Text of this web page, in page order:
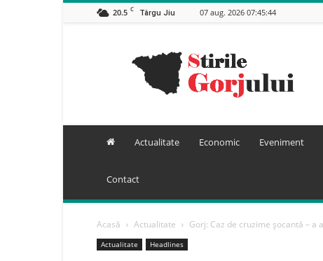
20.5 C Târgu Jiu 07 aug. 2026 07:45:44
Gorj
Actualitate Economic Eveniment
Contact
Acasă Actualitate Gorj: Caz de cruzime șocantă – a
Actualitate Headlines